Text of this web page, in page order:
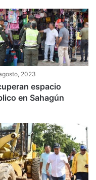
2023
espacio
en Sahagún